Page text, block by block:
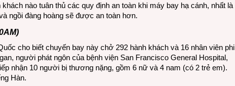
khách nào tuân thủ các quy định an toàn khi máy bay hạ cánh, nhất là
ngồi đàng hoàng sẽ được an toàn hơn.
cho biết chuyến bay này chở 292 hành khách và 16 nhân viên phi
người phát ngôn của bệnh viện San Francisco General Hospital,
nhận 10 người bị thương nặng, gồm 6 nữ và 4 nam (có 2 trẻ em).
Hàn.